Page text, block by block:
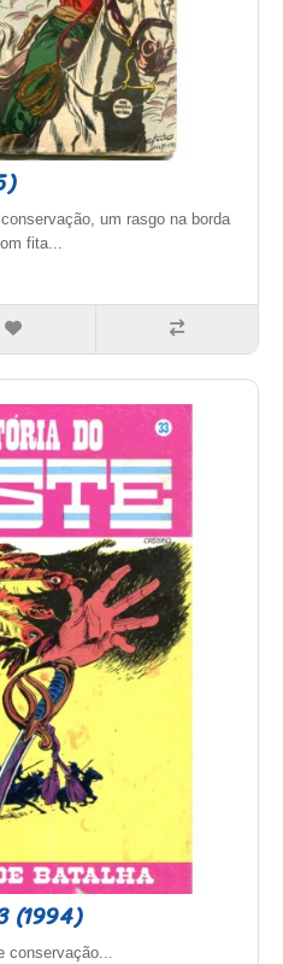
um rasgo na borda
fita...
(1994)
conservação...